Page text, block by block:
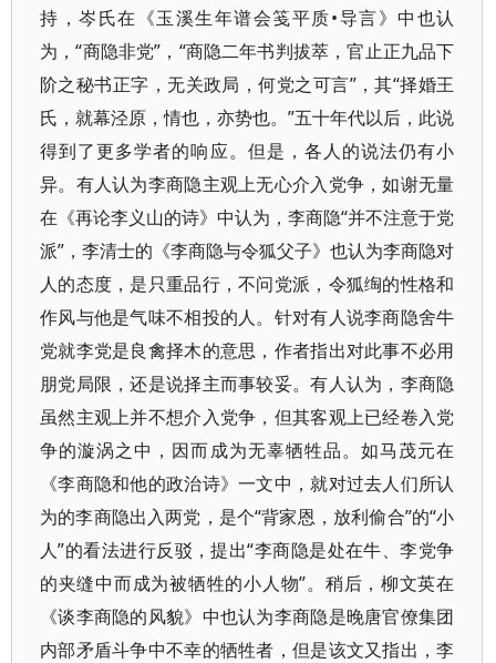
持，岑氏在《玉溪生年谱会笺平质•导言》中也认
为，“商隐非党”，“商隐二年书判拔萃，官止正九品下
阶之秘书正字，无关政局，何党之可言”，其“择婚王
氏，就幕泾原，情也，亦势也。”五十年代以后，此说
得到了更多学者的响应。但是，各人的说法仍有小
异。有人认为李商隐主观上无心介入党争，如谢无量
在《再论李义山的诗》中认为，李商隐“并不注意于党
派”，李清士的《李商隐与令狐父子》也认为李商隐对
人的态度，是只重品行，不问党派，令狐绹的性格和
作风与他是气味不相投的人。针对有人说李商隐舍牛
党就李党是良禽择木的意思，作者指出对此事不必用
朋党局限，还是说择主而事较妥。有人认为，李商隐
虽然主观上并不想介入党争，但其客观上已经卷入党
争的漩涡之中，因而成为无辜牺牲品。如马茂元在
《李商隐和他的政治诗》一文中，就对过去人们所认
为的李商隐出入两党，是个“背家恩，放利偷合”的“小
人”的看法进行反驳，提出“李商隐是处在牛、李党争
的夹缝中而成为被牺牲的小人物”。稍后，柳文英在
《谈李商隐的风貌》中也认为李商隐是晚唐官僚集团
内部矛盾斗争中不幸的牺牲者，但是该文又指出，李